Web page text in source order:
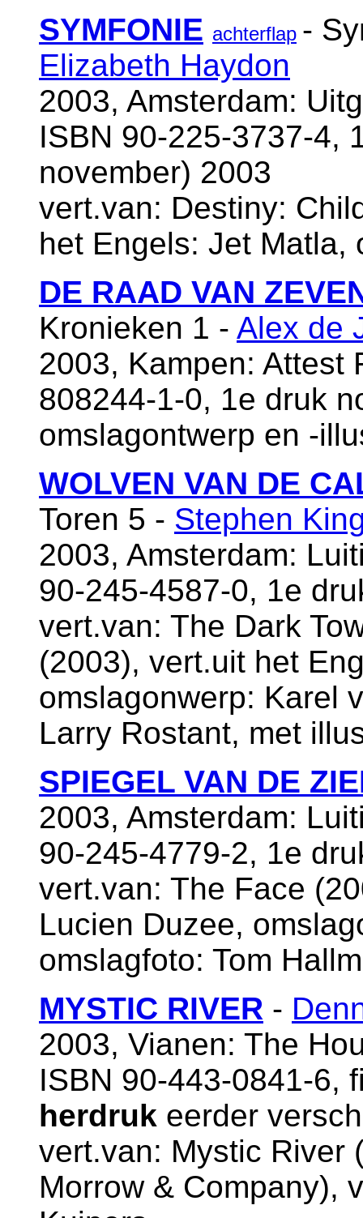
SYMFONIE achterflap -
Elizabeth Haydon
2003, Amsterdam:
ISBN 90-225-3737-4,
november) 2003
vert.van: Destiny:
het Engels: Jet Matla,
DE RAAD VAN
Kronieken 1 - Alex de
2003, Kampen: Attest
808244-1-0, 1e druk
omslagontwerp en -
WOLVEN VAN DE
Toren 5 - Stephen
2003, Amsterdam:
90-245-4587-0, 1e
vert.van: The Dark
(2003), vert.uit het
omslagonwerp: Karel
Larry Rostant, met
SPIEGEL VAN DE
2003, Amsterdam:
90-245-4779-2, 1e
vert.van: The Face
Lucien Duzee,
omslagfoto: Tom
MYSTIC RIVER -
2003, Vianen: The
ISBN 90-443-0841-6,
herdruk eerder
vert.van: Mystic River
Morrow & Company),